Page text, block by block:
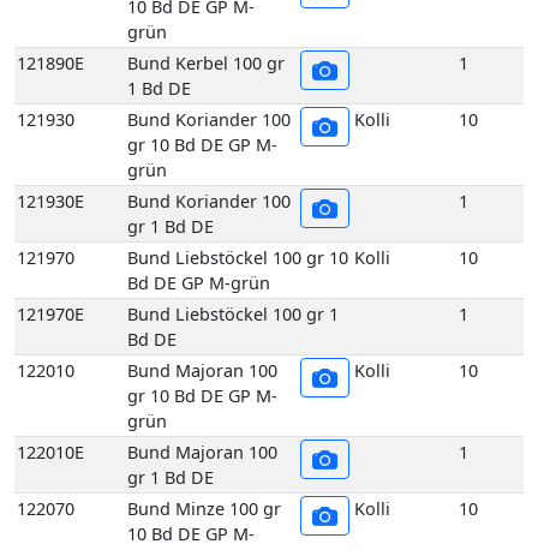
Bund Koriander 100
gr 1 Bd DE
121970
Bund Liebstöckel 100 gr 10
Bd DE GP M-grün
10
121970E
Bund Liebstöckel 100 gr 1
Bd DE
1
122010
Bund Majoran 100
gr 10 Bd DE GP M-
grün
Kolli 10
122010E
Bund Majoran 100
gr 1 Bd DE
1
122070
Bund Minze 100 gr
10 Bd DE GP M-
grün
10
Bund Minze 100 gr
1 Bd DE
122090
Bund Oregano 100
gr 10 Bd DE GP M-
grün
10
Bund Oregano 100